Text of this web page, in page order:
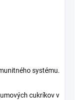
systému.
cukríkov v